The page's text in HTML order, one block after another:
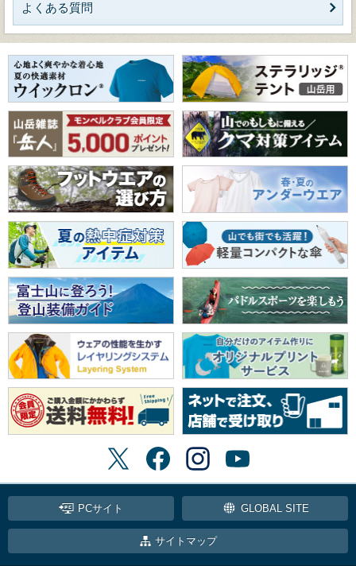
よくある質問
PCサイト GLOBAL SITE
サイトマップ